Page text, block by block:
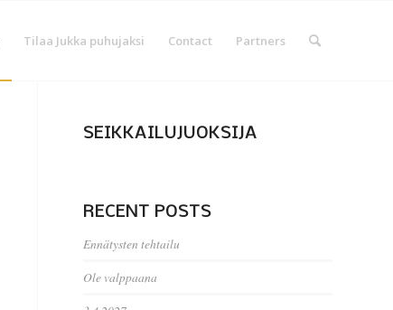
Tilaa Jukka puhujaksi Contact Partners
SEIKKAILUJUOKSIJA
RECENT POSTS
Ennätysten tehtailu
Ole valppaana